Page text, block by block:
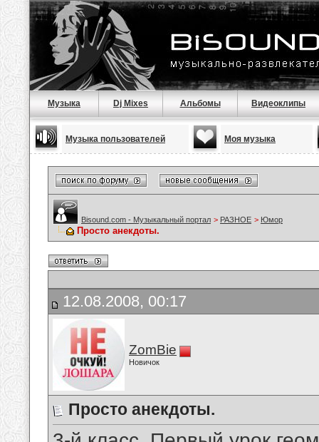
Музыка Dj Mixes Альбомы Видеоклипы
Музыка пользователей Моя музыка
Bisound.com - Музыкальный портал > РАЗНОЕ > Юмор
Просто анекдоты.
12.08.2008, 00:17
ZomBie
Новичок
Просто анекдоты.